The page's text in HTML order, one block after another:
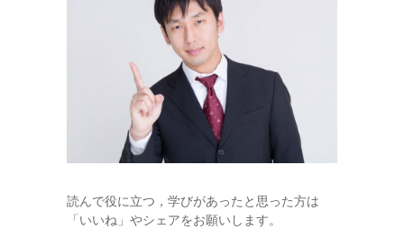
読んで役に立つ，学びがあったと思った方は
「いいね」やシェアをお願いします。